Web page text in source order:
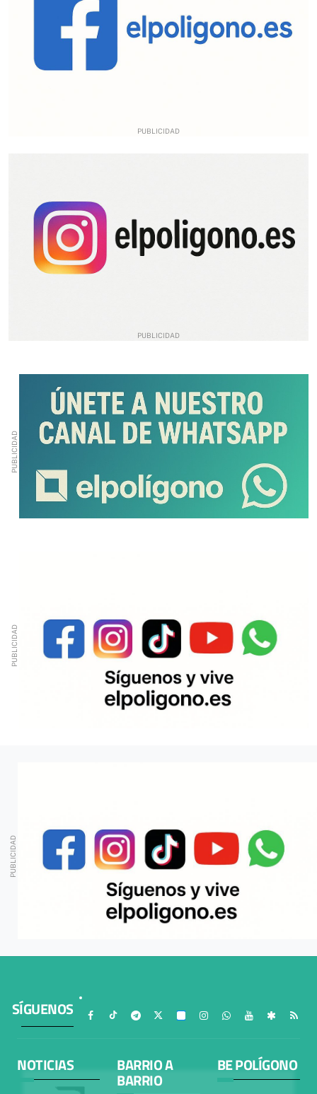
SÍGUENOS
NOTICIAS BARRIO A
BARRIO
BE POLÍGONO